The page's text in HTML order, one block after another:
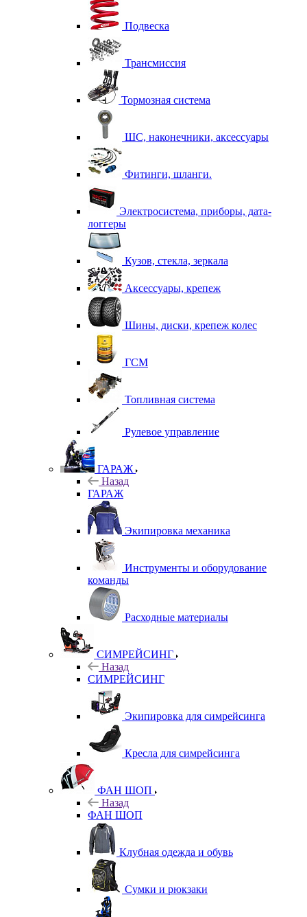
Подвеска
Трансмиссия
Тормозная система
ШС, наконечники, аксессуары
Фитинги, шланги.
Электросистема, приборы, дата-
логгеры
Кузов, стекла, зеркала
Аксессуары, крепеж
Шины, диски, крепеж колес
ГСМ
Топливная система
Рулевое управление
ГАРАЖ
Назад
ГАРАЖ
Экипировка механика
Инструменты и оборудование
команды
Расходные материалы
СИМРЕЙСИНГ
Назад
СИМРЕЙСИНГ
Экипировка для симрейсинга
Кресла для симрейсинга
ФАН ШОП
Назад
ФАН ШОП
Клубная одежда и обувь
Сумки и рюкзаки